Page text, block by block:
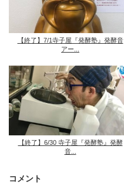
【終了】7/1寺子屋『発酵塾』発酵音
アー...
【終了】6/30 寺子屋『発酵塾』発酵
音...
コメント